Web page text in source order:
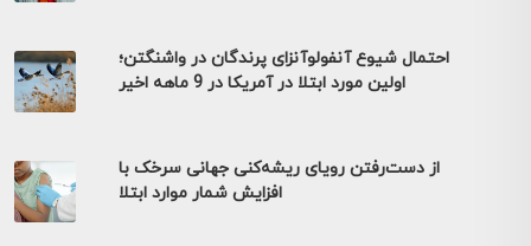
احتمال شیوع آنفولوآنزای پرندگان در واشنگتن؛
اولین مورد ابتلا در آمریکا در 9 ماهه اخیر
از دست‌رفتن رویای ریشه‌کنی جهانی سرخک با
افزایش شمار موارد ابتلا